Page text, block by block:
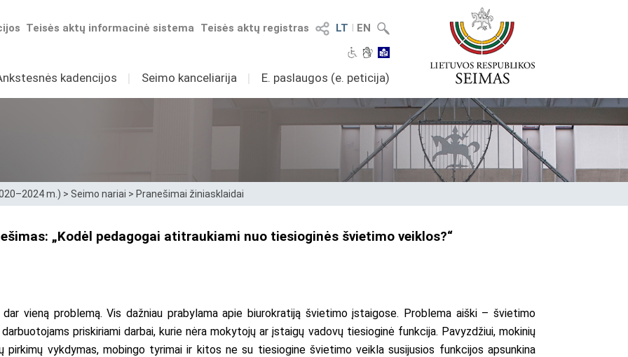
LT I EN
Teisės aktų registras
Teisės aktų informacinė sistema
kadencijos I Seimo kanceliarija I E. paslaugos (e. peticija)
m.) > Seimo nariai > Pranešimai žiniasklaidai
„Kodėl pedagogai atitraukiami nuo tiesioginės švietimo veiklos?“
dar vieną problemą. Vis dažniau prabylama apie biurokratiją švietimo įstaigose. Problema aiški – švietimo
priskiriami darbai, kurie nėra mokytojų ar įstaigų vadovų tiesioginė funkcija. Pavyzdžiui, mokinių
pirkimų vykdymas, mobingo tyrimai ir kitos ne su tiesiogine švietimo veikla susijusios funkcijos apsunkina